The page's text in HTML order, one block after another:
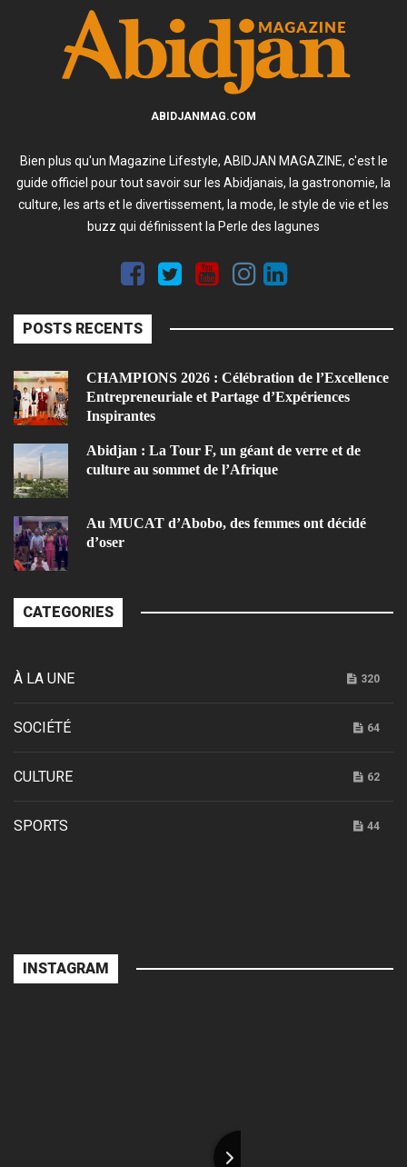
ABIDJANMAG.COM
Bien plus qu'un Magazine Lifestyle, ABIDJAN MAGAZINE, c'est le
guide officiel pour tout savoir sur les Abidjanais, la gastronomie, la
culture, les arts et le divertissement, la mode, le style de vie et les
buzz qui définissent la Perle des lagunes
POSTS RECENTS
CHAMPIONS 2026 : Célébration de l’Excellence
Entrepreneuriale et Partage d’Expériences
Inspirantes
Abidjan : La Tour F, un géant de verre et de
culture au sommet de l’Afrique
Au MUCAT d’Abobo, des femmes ont décidé
d’oser
CATEGORIES
À LA UNE 320
SOCIÉTÉ 64
CULTURE 62
SPORTS 44
INSTAGRAM